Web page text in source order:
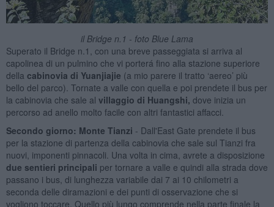
il Bridge n.1 - foto Blue Lama
Superato il Bridge n.1, con una breve passeggiata si arriva al
capolinea di un pulmino che vi porterá fino alla stazione superiore
della cabinovia di Yuanjiajie (a mio parere il tratto ‘aereo’ più
bello del parco). Tornate a valle con quella e poi prendete il bus per
la cabinovia che sale al villaggio di Huangshi, dove inizia un
percorso ad anello molto facile con altri fantastici affacci.
Secondo giorno: Monte Tianzi - Dall'East Gate prendete il bus
per la stazione di partenza della cabinovia che sale sul Tianzi fra
nuovi, imponenti pinnacoli. Una volta in cima, avrete a disposizione
due sentieri principali per tornare a valle e quindi alla strada dove
passano i bus, di lunghezza variabile dai 7 ai 10 chilometri a
seconda delle diramazioni e dei punti di osservazione che si
vogliono toccare. Quello più lungo comprende nella parte finale la